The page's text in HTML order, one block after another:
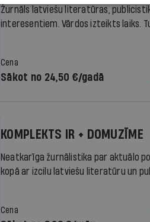
Žurnāls latviešu literatūras,
interesentiem. Vārdos izteikts laiks.
Cena
Sākot no 24,50 €/gadā
KOMPLEKTS IR + DOMUZĪME
Neatkarīga žurnālistika par aktuālo
kopā ar izcilu latviešu literatūru un
Cena